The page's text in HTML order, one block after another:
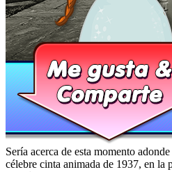
Serí­a acerca de esta momento
célebre cinta animada de 1937, en la